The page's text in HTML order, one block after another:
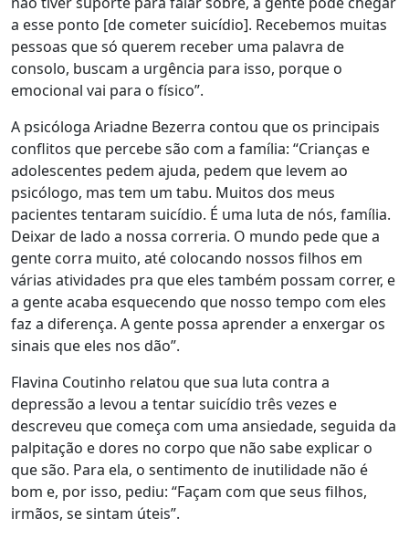
a esse ponto [de cometer suicídio]. Recebemos muitas
pessoas que só querem receber uma palavra de
consolo, buscam a urgência para isso, porque o
emocional vai para o físico”.
A psicóloga Ariadne Bezerra contou que os principais
conflitos que percebe são com a família: “Crianças e
adolescentes pedem ajuda, pedem que levem ao
psicólogo, mas tem um tabu. Muitos dos meus
pacientes tentaram suicídio. É uma luta de nós, família.
Deixar de lado a nossa correria. O mundo pede que a
gente corra muito, até colocando nossos filhos em
várias atividades pra que eles também possam correr, e
a gente acaba esquecendo que nosso tempo com eles
faz a diferença. A gente possa aprender a enxergar os
sinais que eles nos dão”.
Flavina Coutinho relatou que sua luta contra a
depressão a levou a tentar suicídio três vezes e
descreveu que começa com uma ansiedade, seguida da
palpitação e dores no corpo que não sabe explicar o
que são. Para ela, o sentimento de inutilidade não é
bom e, por isso, pediu: “Façam com que seus filhos,
irmãos, se sintam úteis”.